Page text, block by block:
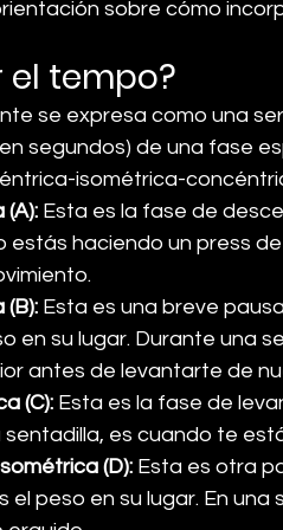
sobre cómo
el tempo?
se expresa como una
segundos) de una fase
isométrica-
Esta es la fase de
estás haciendo un press
Esta es una breve
en su lugar. Durante una
antes de levantarte de
(C): Esta es la fase de
sentadilla, es cuando te
(D): Esta es otra
el peso en su lugar. En